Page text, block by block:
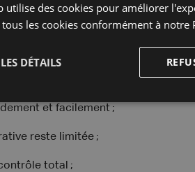
êtes souvent opérationnel en
pour une entreprise
et facilement ;
reste limitée ;
total ;
utilise des cookies pour améliorer
tous les cookies conformément à
DÉTAILS